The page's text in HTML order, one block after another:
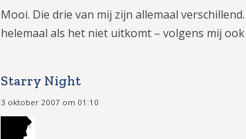
Mooi. Die drie van mij zijn allemaal
helemaal als het niet uitkomt – volgens mij
Starry Night
3 oktober 2007 om 01:10